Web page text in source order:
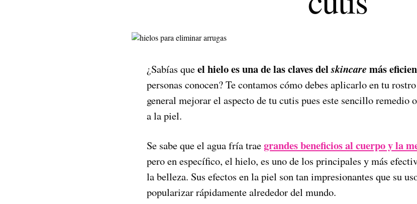
¿Sabías queel hielo es una de las claves delskincare más
personas conocen? Te contamos cómo debes aplicarlo en tu
general mejorar el aspecto de tu cutis pues este sencillo remedio
a la piel.
Se sabe que el agua fría traegrandes beneficios al cuerpo y la
pero en específico, el hielo, es uno de los principales y más
la belleza. Sus efectos en la piel son tan impresionantes que su
popularizar rápidamente alrededor del mundo.